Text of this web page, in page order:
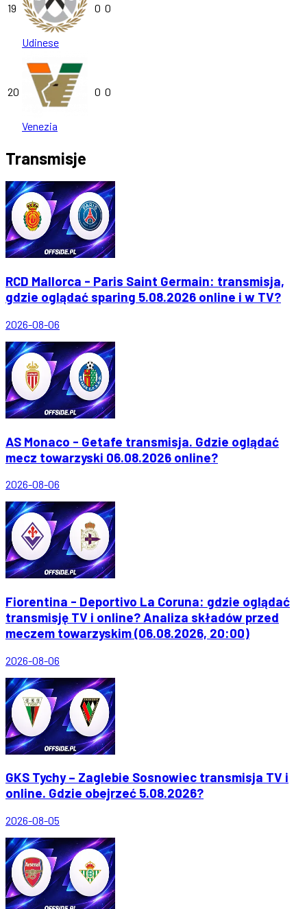
19
Udinese
0 0
20
Venezia
0 0
Transmisje
RCD Mallorca - Paris Saint Germain: transmisja,
gdzie oglądać sparing 5.08.2026 online i w TV?
2026-08-06
AS Monaco - Getafe transmisja. Gdzie oglądać
mecz towarzyski 06.08.2026 online?
2026-08-06
Fiorentina - Deportivo La Coruna: gdzie oglądać
transmisję TV i online? Analiza składów przed
meczem towarzyskim (06.08.2026, 20:00)
2026-08-06
GKS Tychy – Zaglebie Sosnowiec transmisja TV i
online. Gdzie obejrzeć 5.08.2026?
2026-08-05